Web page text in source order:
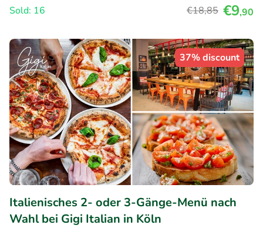
Sold: 16
€18,85 €9,90
37% discount
Italienisches 2- oder 3-Gänge-Menü nach
Wahl bei Gigi Italian in Köln